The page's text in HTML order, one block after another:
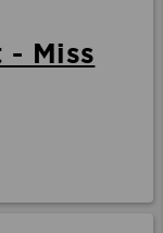
- Miss